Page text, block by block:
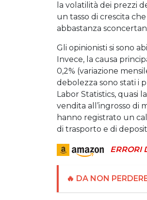
la volatilità dei prezzi
un tasso di crescita
abbastanza
Gli opinionisti si sono
Invece, la causa
0,2% (variazione
debolezza sono stati i
Labor Statistics, quasi
vendita all’ingrosso di
hanno registrato un
di trasporto e di
ERRORI
🔥 DA NON